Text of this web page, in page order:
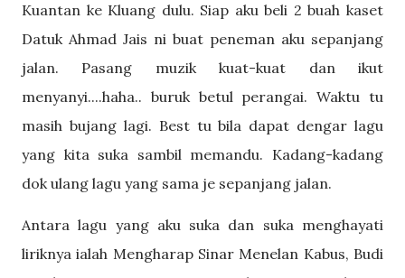
Kuantan ke Kluang dulu. Siap aku beli 2 buah kaset
Datuk Ahmad Jais ni buat peneman aku sepanjang
jalan. Pasang muzik kuat-kuat dan ikut
menyanyi....haha.. buruk betul perangai. Waktu tu
masih bujang lagi. Best tu bila dapat dengar lagu
yang kita suka sambil memandu. Kadang-kadang
dok ulang lagu yang sama je sepanjang jalan.
Antara lagu yang aku suka dan suka menghayati
liriknya ialah Mengharap Sinar Menelan Kabus, Budi